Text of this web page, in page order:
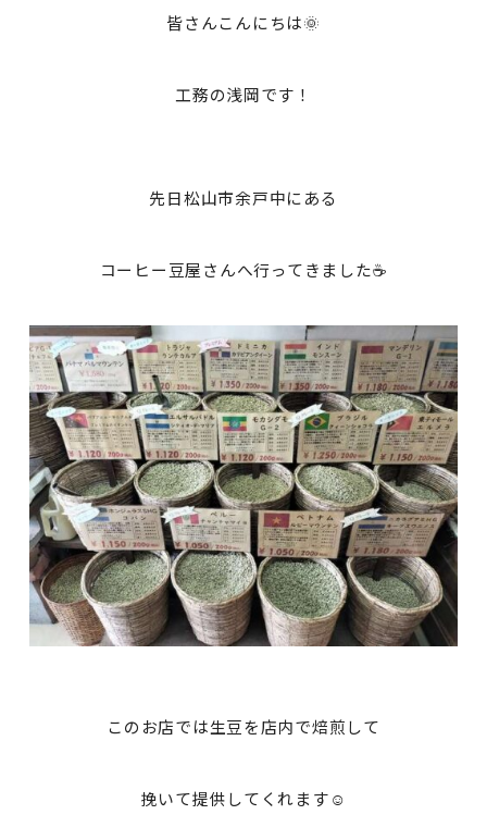
皆さんこんにちは🌞
工務の浅岡です！
先日松山市余戸中にある
コーヒー豆屋さんへ行ってきました☕
このお店では生豆を店内で焙煎して
挽いて提供してくれます☺️